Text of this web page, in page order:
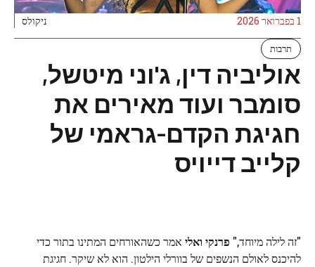
1 בפברואר 2026 ניקולס
תרבות
אוליביה דין, ג'וני מיטשל,
סומבר ועוד מאירים את
חגיגת הקדם-גראמי של
קלייב דייויס
"זה לילה מיוחד," פרנקי ואלי אמר כשהאורחים המתינו בתור כדי
להיכנס לאולם הנשפים של בוורלי הילטון. הוא לא שיקר. חגיגת